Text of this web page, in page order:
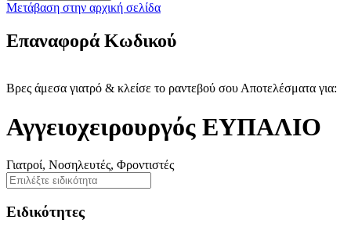
Μετάβαση στην αρχική σελίδα
Επαναφορά Κωδικού
Βρες άμεσα γιατρό & κλείσε το ραντεβού σου Αποτελέσματα για:
Αγγειοχειρουργός ΕΥΠΑΛΙΟ
Γιατροί, Νοσηλευτές, Φροντιστές
Ειδικότητες